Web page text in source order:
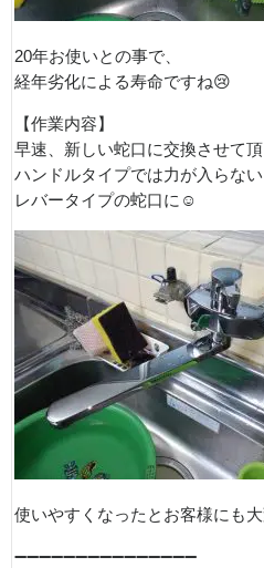
20年お使いとの事で、
経年劣化による寿命ですね😢
【作業内容】
早速、新しい蛇口に交換させて
ハンドルタイプでは力が入らな
レバータイプの蛇口に☺️
使いやすくなったとお客様にも
➖➖➖➖➖➖➖➖➖➖➖➖➖➖➖